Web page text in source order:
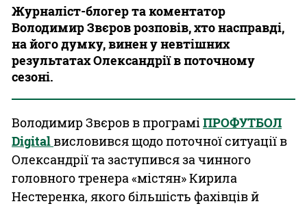
Журналіст-блогер та коментатор
Володимир Звєров розповів, хто насправді,
на його думку, винен у невтішних
результатах Олександрії в поточному
сезоні.
Володимир Звєров в програміПРОФУТБОЛ
Digitalвисловився щодо поточної ситуації в
Олександрії та заступився за чинного
головного тренера «містян» Кирила
Нестеренка, якого більшість фахівців й